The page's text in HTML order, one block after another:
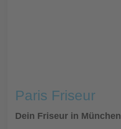
Paris Friseur
Dein Friseur in München